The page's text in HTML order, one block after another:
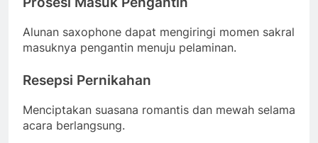
Alunan saxophone dapat mengiringi momen sakral
masuknya pengantin menuju pelaminan.
Resepsi Pernikahan
Menciptakan suasana romantis dan mewah selama
acara berlangsung.